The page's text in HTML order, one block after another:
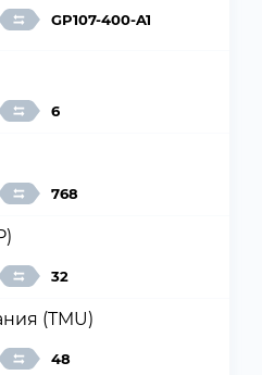
GP107-400-A1
6
768
32
(TMU)
48